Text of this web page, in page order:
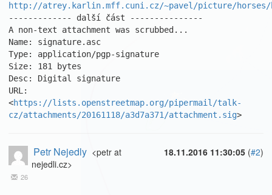
http://atrey.karlin.mff.cuni.cz/~pavel/picture/horses/
------------- další část ---------------
A non-text attachment was scrubbed...
Name: signature.asc
Type: application/pgp-signature
Size: 181 bytes
Desc: Digital signature
URL:
<https://lists.openstreetmap.org/pipermail/talk-
cz/attachments/20161118/a3d7a371/attachment.sig>
18.11.2016 11:30:05 (#2)
Petr Nejedly <petr at
nejedli.cz>
26